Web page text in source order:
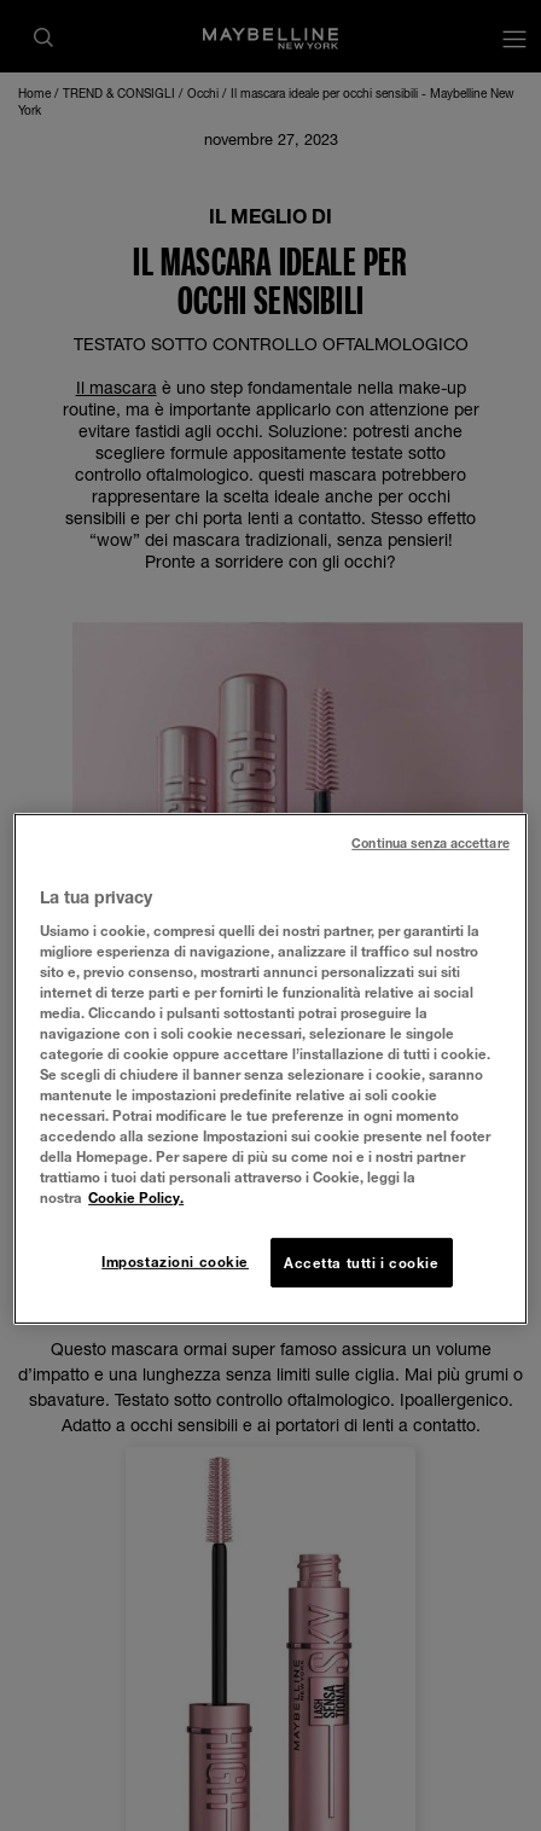
Home TREND & CONSIGLI Occhi
Il mascara ideale per occhi sensibili - Maybelline New
York
novembre 27, 2023
IL MEGLIO DI
IL MASCARA IDEALE PER
OCCHI SENSIBILI
TESTATO SOTTO CONTROLLO OFTALMOLOGICO
Il mascara è uno step fondamentale nella make-up
routine, ma è importante applicarlo con attenzione per
evitare fastidi agli occhi. Soluzione: potresti anche
scegliere formule appositamente testate sotto
controllo oftalmologico. questi mascara potrebbero
rappresentare la scelta ideale anche per occhi
sensibili e per chi porta lenti a contatto. Stesso effetto
“wow” dei mascara tradizionali, senza pensieri!
Pronte a sorridere con gli occhi?
MASCARA LASH SENSATIONAL® SKY HIGH
Questo mascara ormai super famoso assicura un volume
d’impatto e una lunghezza senza limiti sulle ciglia. Mai più grumi o
sbavature. Testato sotto controllo oftalmologico. Ipoallergenico.
Adatto a occhi sensibili e ai portatori di lenti a contatto.
La tua privacy
Usiamo i cookie, compresi quelli dei nostri partner, per garantirti la
migliore esperienza di navigazione, analizzare il traffico sul nostro
sito e, previo consenso, mostrarti annunci personalizzati sui siti
internet di terze parti e per fornirti le funzionalità relative ai social
media. Cliccando i pulsanti sottostanti potrai proseguire la
navigazione con i soli cookie necessari, selezionare le singole
categorie di cookie oppure accettare l’installazione di tutti i cookie.
Se scegli di chiudere il banner senza selezionare i cookie, saranno
mantenute le impostazioni predefinite relative ai soli cookie
necessari. Potrai modificare le tue preferenze in ogni momento
accedendo alla sezione Impostazioni sui cookie presente nel footer
della Homepage. Per sapere di più su come noi e i nostri partner
trattiamo i tuoi dati personali attraverso i Cookie, leggi la
nostra Cookie Policy.
Impostazioni cookie Accetta tutti i cookie
Continua senza accettare